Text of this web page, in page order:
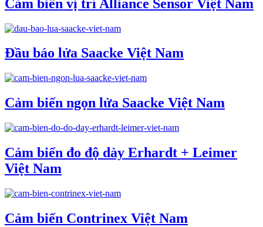
Cảm biến vị trí Alliance Sensor Việt Nam
Đầu báo lửa Saacke Việt Nam
Cảm biến ngọn lửa Saacke Việt Nam
Cảm biến đo độ dày Erhardt + Leimer
Việt Nam
Cảm biến Contrinex Việt Nam